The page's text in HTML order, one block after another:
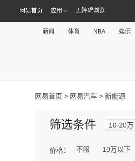
网易首页 应用 无障碍浏览
新闻 体育 NBA 娱乐
网易首页 > 网易汽车 > 新能源
筛选条件 10-20万
价格： 不限 10万以下